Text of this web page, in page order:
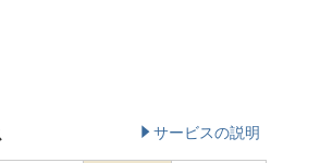
サービスの説明